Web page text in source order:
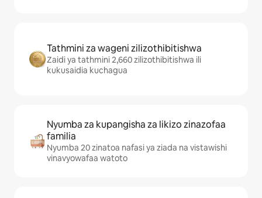
Tathmini za wageni zilizothibitishwa
Zaidi ya tathmini 2,660 zilizothibitishwa ili
kukusaidia kuchagua
Nyumba za kupangisha za likizo zinazofaa
familia
Nyumba 20 zinatoa nafasi ya ziada na vistawishi
vinavyowafaa watoto